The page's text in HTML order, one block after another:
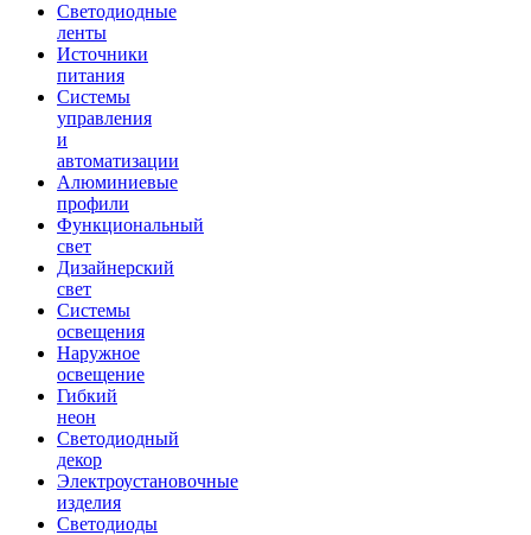
Светодиодные
ленты
Источники
питания
Системы
управления
и
автоматизации
Алюминиевые
профили
Функциональный
свет
Дизайнерский
свет
Системы
освещения
Наружное
освещение
Гибкий
неон
Светодиодный
декор
Электроустановочные
изделия
Светодиоды